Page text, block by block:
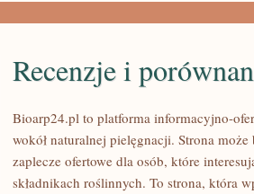
Recenzje i
Bioarp24.pl to platforma informacyjno-
wokół naturalnej pielęgnacji. Strona
zaplecze ofertowe dla osób, które
składnikach roślinnych. To strona, która